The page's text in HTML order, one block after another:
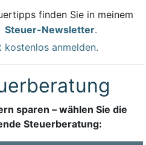
finden Sie in meinem
Steuer-Newsletter.
kostenlos anmelden.
sparen – wählen Sie die
Steuerberatung: